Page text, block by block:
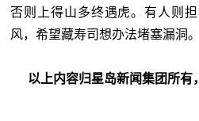
否则上得山多终遇虎。有人则
风，希望藏寿司想办法堵塞漏洞。
以上内容归星岛新闻集团所有